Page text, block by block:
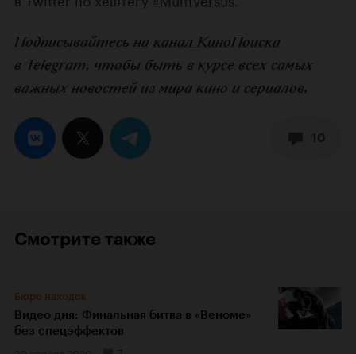
Подписывайтесь на канал КиноПоиска
в Telegram, чтобы быть в курсе всех самых
важных новостей из мира кино и сериалов.
Смотрите также
Бюро находок
Видео дня: Финальная битва в «Веноме»
без спецэффектов